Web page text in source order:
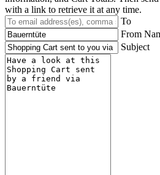
with a link to retrieve it at any time.
To
From
Subject